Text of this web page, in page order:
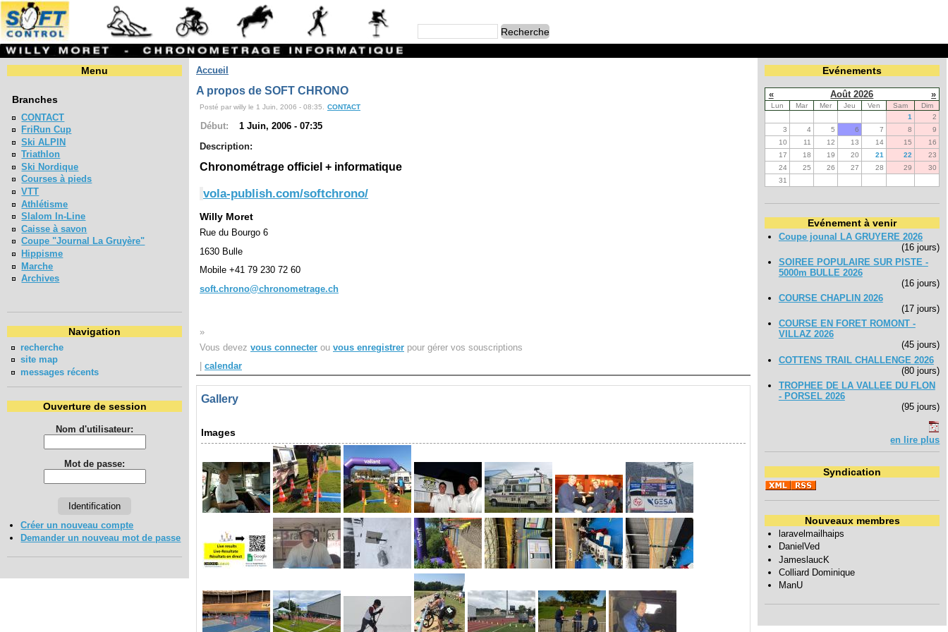
Menu
Branches
CONTACT
FriRun Cup
Ski ALPIN
Triathlon
Ski Nordique
Courses à pieds
VTT
Athlétisme
Slalom In-Line
Caisse à savon
Coupe "Journal La Gruyère"
Hippisme
Marche
Archives
Navigation
recherche
site map
messages récents
Ouverture de session
Nom d'utilisateur:
Mot de passe:
Créer un nouveau compte
Demander un nouveau mot de passe
Accueil
A propos de SOFT CHRONO
Posté par willy le 1 Juin, 2006 - 08:35. CONTACT
Début:
1 Juin, 2006 - 07:35
Description:
Chronométrage officiel + informatique
vola-publish.com/softchrono/
Willy Moret
Rue du Bourgo 6
1630 Bulle
Mobile +41 79 230 72 60
soft.chrono@chronometrage.ch
»
Vous devez vous connecter ou vous enregistrer pour gérer vos souscriptions
calendar
Gallery
Images
Evénements
« Août 2026 »
Lun Mar Mer Jeu Ven Sam
Dim
1
2
3
4 5 6 7 8
9
10
11 12 13 14 15
16
17
18 19 20 21 22
23
24
25 26 27 28 29
30
31
Evénement à venir
Coupe jounal LA GRUYERE 2026
(16 jours)
SOIREE POPULAIRE SUR PISTE -
5000m BULLE 2026
(16 jours)
COURSE CHAPLIN 2026
(17 jours)
COURSE EN FORET ROMONT -
VILLAZ 2026
(45 jours)
COTTENS TRAIL CHALLENGE 2026
(80 jours)
TROPHEE DE LA VALLEE DU FLON
- PORSEL 2026
(95 jours)
en lire plus
Syndication
Nouveaux membres
laravelmailhaips
DanielVed
JameslaucK
Colliard Dominique
ManU